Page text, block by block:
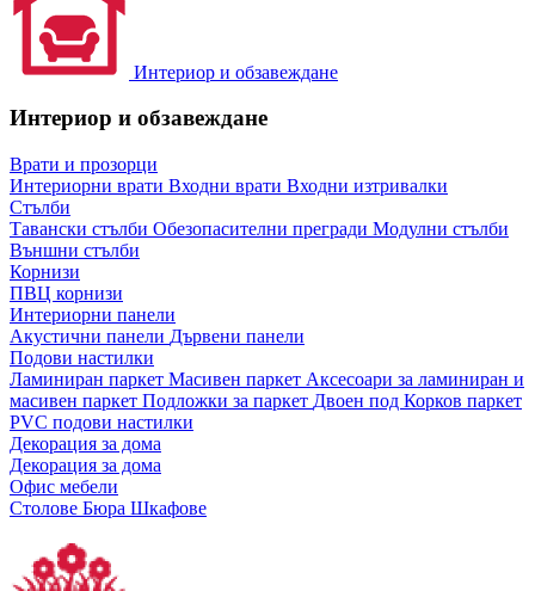
Интериор и обзавеждане
Интериор и обзавеждане
Врати и прозорци
Интериорни врати Входни врати Входни изтривалки
Стълби
Тавански стълби Обезопасителни прегради Модулни стълби
Външни стълби
Корнизи
ПВЦ корнизи
Интериорни панели
Акустични панели Дървени панели
Подови настилки
Ламиниран паркет Масивен паркет Аксесоари за ламиниран и
масивен паркет Подложки за паркет Двоен под Корков паркет
PVC подови настилки
Декорация за дома
Декорация за дома
Офис мебели
Столове Бюра Шкафове